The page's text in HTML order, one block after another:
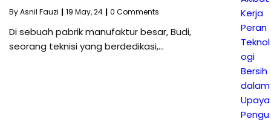
ByAsnil Fauzi | 19 May, 24 | 0 Comments
Di sebuah pabrik manufaktur besar, Budi,
seorang teknisi yang berdedikasi,…
Kerja
Peran
Teknol
ogi
Bersih
dalam
Upaya
Pengu